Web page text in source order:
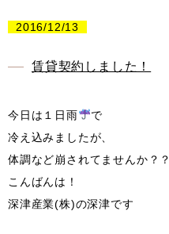
2016/12/13
賃貸契約しました！
今日は１日雨
で
冷え込みましたが、
体調など崩されてませんか？？
こんばんは！
深津産業(株)の深津です